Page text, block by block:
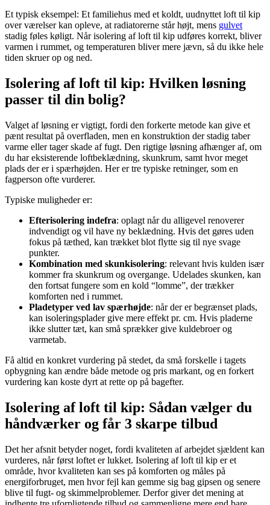
Et typisk eksempel: Et familiehus med et koldt, uudnyttet loft til kip
over værelser kan opleve, at radiatorerne står højt, mens gulvet
stadig føles køligt. Når isolering af loft til kip udføres korrekt, bliver
varmen i rummet, og temperaturen bliver mere jævn, så du ikke hele
tiden skruer op og ned.
Isolering af loft til kip: Hvilken løsning
passer til din bolig?
Valget af løsning er vigtigt, fordi den forkerte metode kan give et
pænt resultat på overfladen, men en konstruktion der stadig taber
varme eller tager skade af fugt. Den rigtige løsning afhænger af, om
du har eksisterende loftbeklædning, skunkrum, samt hvor meget
plads der er i spærhøjden. Her er tre typiske retninger, som en
fagperson ofte vurderer.
Typiske muligheder er:
Efterisolering indefra: oplagt når du alligevel renoverer
indvendigt og vil have ny beklædning. Hvis det gøres uden
fokus på tæthed, kan trækket blot flytte sig til nye svage
punkter.
Kombination med skunkisolering: relevant hvis kulden især
kommer fra skunkrum og overgange. Udelades skunken, kan
den fortsat fungere som en kold “lomme”, der trækker
komforten ned i rummet.
Pladetyper ved lav spærhøjde: når der er begrænset plads,
kan isoleringsplader give mere effekt pr. cm. Hvis pladerne
ikke slutter tæt, kan små sprækker give kuldebroer og
varmetab.
Få altid en konkret vurdering på stedet, da små forskelle i tagets
opbygning kan ændre både metode og pris markant, og en forkert
vurdering kan koste dyrt at rette op på bagefter.
Isolering af loft til kip: Sådan vælger du
håndværker og får 3 skarpe tilbud
Det her afsnit betyder noget, fordi kvaliteten af arbejdet sjældent kan
vurderes, når først loftet er lukket. Isolering af loft til kip er et
område, hvor kvaliteten kan ses på komforten og måles på
energiforbruget, men hvor fejl kan gemme sig bag gipsen og senere
blive til fugt- og skimmelproblemer. Derfor giver det mening at